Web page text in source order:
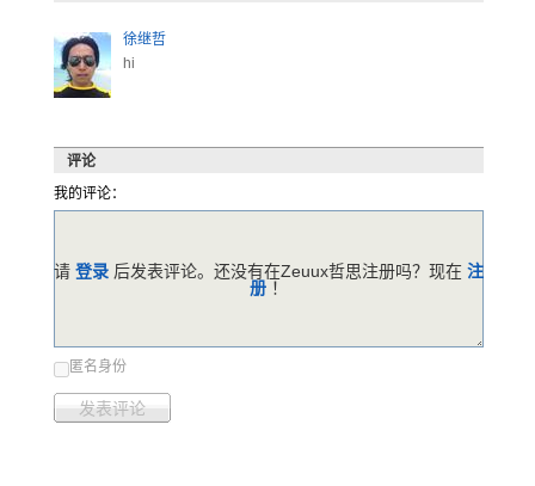
徐继哲
hi
评论
我的评论：
匿名身份
发表评论
请 登录 后发表评论。还没有在Zeuux哲思注册吗？现在 注
册 ！